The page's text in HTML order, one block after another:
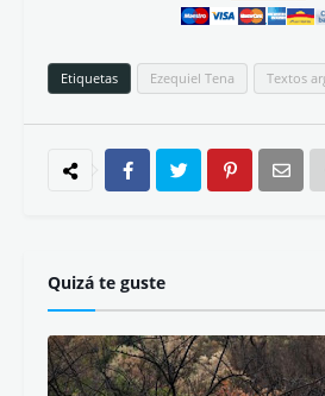
Etiquetas Ezequiel Tena Textos
Quizá te guste